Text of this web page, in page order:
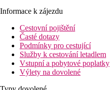
Informace k zájezdu
Cestovní pojištění
Časté dotazy
Podmínky pro cestující
Služby k cestování letadlem
Vstupní a pobytové poplatky
Výlety na dovolené